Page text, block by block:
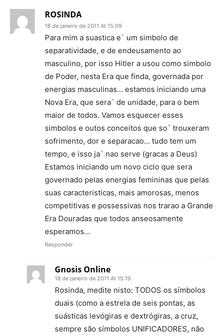
ROSINDA
18 de janeiro de 2011 At 15:09
Para mim a suastica e` um simbolo de
separatividade, e de endeusamento ao
masculino, por isso Hitler a usou como simbolo
de Poder, nesta Era que finda, governada por
energias masculinas… estamos iniciando uma
Nova Era, que sera` de unidade, para o bem
maior de todos. Vamos esquecer esses
simbolos e outos conceitos que so` trouxeram
sofrimento, dor e separacao… tudo tem um
tempo, e isso ja` nao serve (gracas a Deus)
Estamos iniciando um novo ciclo que sera
governado pelas energias femininas que pelas
suas caracteristicas, mais amorosas, menos
competitivas e possessivas nos trarao a Grande
Era Douradas que todos anseosamente
esperamos…
Responder
Gnosis Online
18 de janeiro de 2011 At 15:19
Rosinda, medite nisto: TODOS os símbolos
duais (como a estrela de seis pontas, as
suásticas levógiras e dextrógiras, a cruz,
sempre são símbolos UNIFICADORES, não